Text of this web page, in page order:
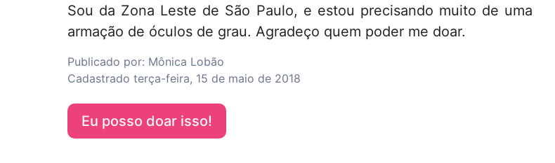
Sou da Zona Leste de São Paulo, e estou precisando muito de uma
armação de óculos de grau. Agradeço quem poder me doar.
Publicado por: Mônica Lobão
Cadastrado terça-feira, 15 de maio de 2018
Eu posso doar isso!